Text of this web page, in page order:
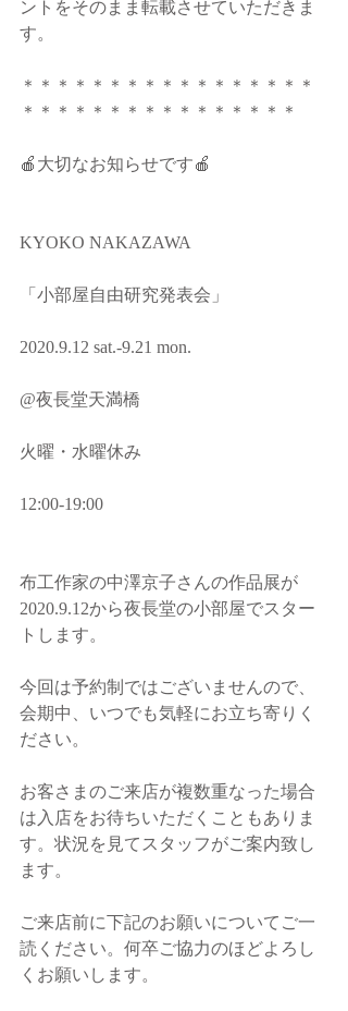
ントをそのまま転載させていただきま
す。
＊＊＊＊＊＊＊＊＊＊＊＊＊＊＊＊＊
＊＊＊＊＊＊＊＊＊＊＊＊＊＊＊＊
🍎大切なお知らせです🍎
KYOKO NAKAZAWA
「小部屋自由研究発表会」
2020.9.12 sat.-9.21 mon.
@夜長堂天満橋
火曜・水曜休み
12:00-19:00
布工作家の中澤京子さんの作品展が
2020.9.12から夜長堂の小部屋でスター
トします。
今回は予約制ではございませんので、
会期中、いつでも気軽にお立ち寄りく
ださい。
お客さまのご来店が複数重なった場合
は入店をお待ちいただくこともありま
す。状況を見てスタッフがご案内致し
ます。
ご来店前に下記のお願いについてご一
読ください。何卒ご協力のほどよろし
くお願いします。